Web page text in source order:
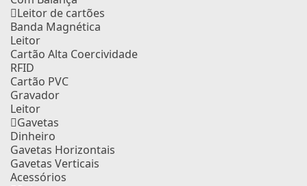
Leitor de cartões
Banda Magnética
Leitor
Cartão Alta Coercividade
RFID
Cartão PVC
Gravador
Leitor
Gavetas
Dinheiro
Gavetas Horizontais
Gavetas Verticais
Acessórios